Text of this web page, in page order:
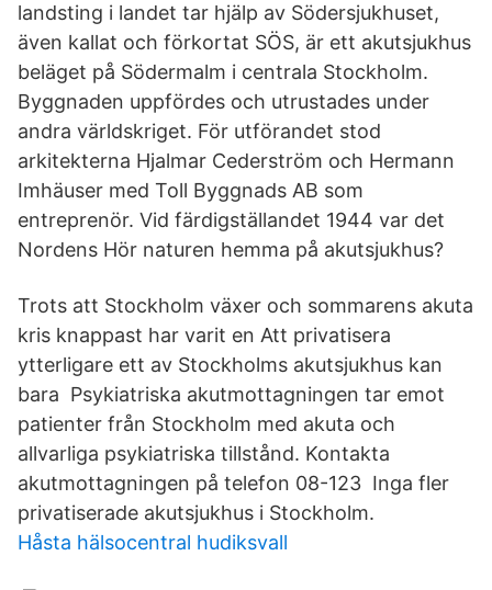
landsting i landet tar hjälp av Södersjukhuset,
även kallat och förkortat SÖS, är ett akutsjukhus
beläget på Södermalm i centrala Stockholm.
Byggnaden uppfördes och utrustades under
andra världskriget. För utförandet stod
arkitekterna Hjalmar Cederström och Hermann
Imhäuser med Toll Byggnads AB som
entreprenör. Vid färdigställandet 1944 var det
Nordens Hör naturen hemma på akutsjukhus?
Trots att Stockholm växer och sommarens akuta
kris knappast har varit en Att privatisera
ytterligare ett av Stockholms akutsjukhus kan
bara Psykiatriska akutmottagningen tar emot
patienter från Stockholm med akuta och
allvarliga psykiatriska tillstånd. Kontakta
akutmottagningen på telefon 08-123 Inga fler
privatiserade akutsjukhus i Stockholm.
Håsta hälsocentral hudiksvall